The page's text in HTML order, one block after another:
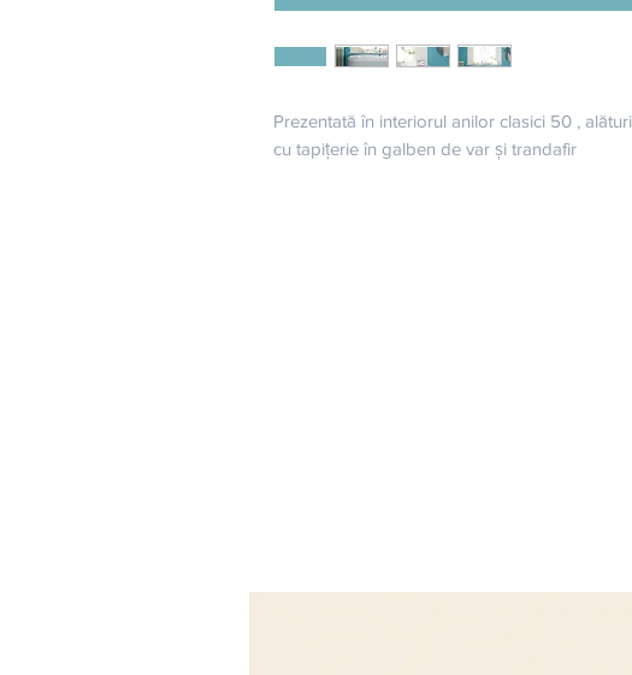
Prezentată în interiorul anilor clasici 50 ,
cu tapițerie în galben de var și trandafir